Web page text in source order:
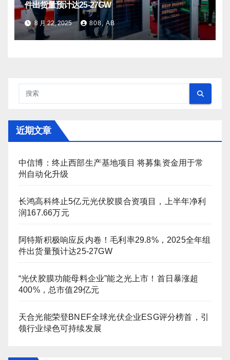
件出货量预计达25-27GW
8 月 22, 2025 808, AB
近期文章
中信博：终止西部生产基地项目 将募集资金用于常
州自动化升级
长鸿高科终止5亿元光伏胶膜合资项目，上半年净利
润167.66万元
阿特斯积极响应反内卷！毛利率29.8%，2025全年组
件出货量预计达25-27GW
“光伏胶膜功能母料企业”能之光上市！首日暴涨超
400%，总市值29亿元
天合光能荣登BNEF全球光伏企业ESG评分榜首，引
领行业绿色可持续发展